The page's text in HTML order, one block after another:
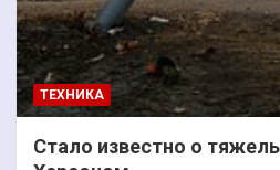
ТЕХНИКА
Стало известно о